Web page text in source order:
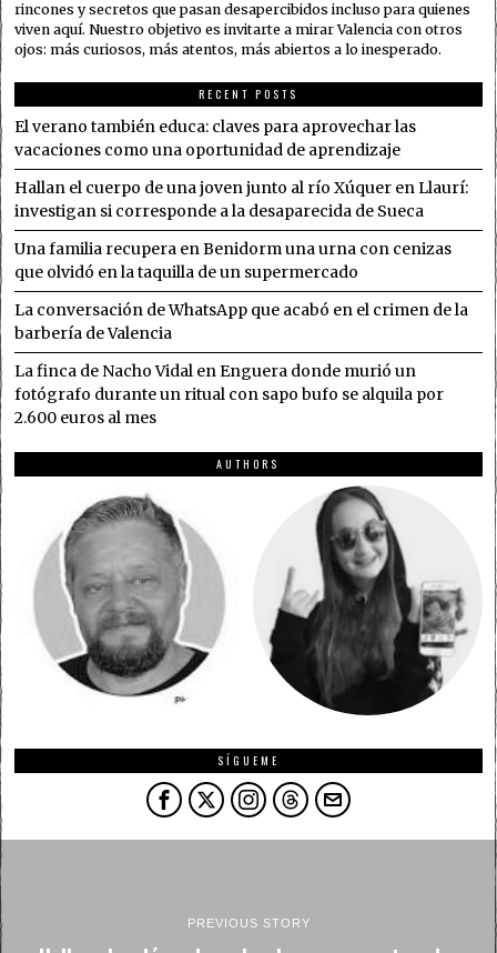
rincones y secretos que pasan desapercibidos incluso para quienes
viven aquí. Nuestro objetivo es invitarte a mirar Valencia con otros
ojos: más curiosos, más atentos, más abiertos a lo inesperado.
RECENT POSTS
El verano también educa: claves para aprovechar las
vacaciones como una oportunidad de aprendizaje
Hallan el cuerpo de una joven junto al río Xúquer en Llaurí:
investigan si corresponde a la desaparecida de Sueca
Una familia recupera en Benidorm una urna con cenizas
que olvidó en la taquilla de un supermercado
La conversación de WhatsApp que acabó en el crimen de la
barbería de Valencia
La finca de Nacho Vidal en Enguera donde murió un
fotógrafo durante un ritual con sapo bufo se alquila por
2.600 euros al mes
AUTHORS
SÍGUEME
PREVIOUS STORY